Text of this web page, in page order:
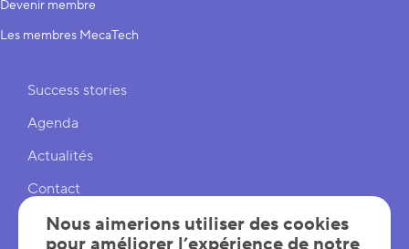
Devenir membre
Les membres MecaTech
Liens rapides
Success stories
Agenda
Actualités
Contact
Cookies
Nous aimerions utiliser des cookies